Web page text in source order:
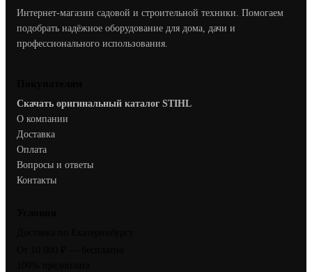
Интернет-магазин садовой и строительной техники. Помогаем
подобрать надёжное оборудование для дома, дачи и
профессионального использования.
Скачать оригинальный каталог STIHL
О компании
Доставка
Оплата
Вопросы и ответы
Контакты